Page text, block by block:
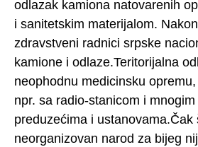
odlazak kamiona natovarenih
i sanitetskim materijalom.
zdravstveni radnici srpske
kamione i odlaze.Teritorijalna
neophodnu medicinsku
npr. sa radio-stanicom i
preduzećima i ustanovama.Čak
neorganizovan narod za bijeg